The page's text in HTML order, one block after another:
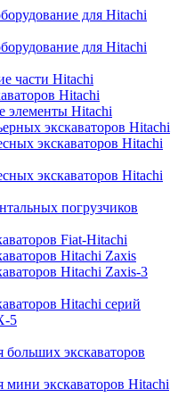
для Hitachi
для Hitachi
части Hitachi
Hitachi
элементы Hitachi
экскаваторов Hitachi
экскаваторов Hitachi
экскаваторов Hitachi
погрузчиков
Fiat-Hitachi
Hitachi Zaxis
Hitachi Zaxis-3
Hitachi серий
5
больших экскаваторов
мини экскаваторов Hitachi